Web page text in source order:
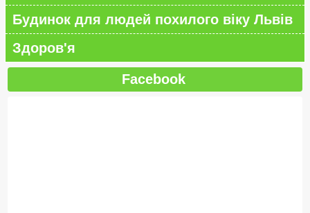
Будинок для людей похилого віку Львів
Здоров'я
Facebook